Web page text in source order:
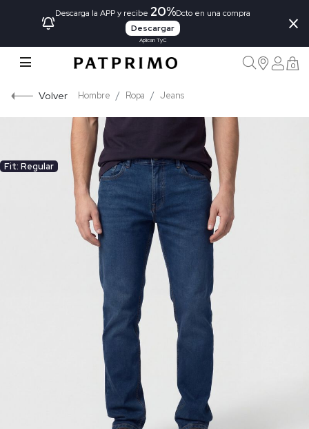
Descarga la APP y recibe 20%Dcto en una compra
Descargar
Aplican TyC
×
0
Volver Hombre Ropa Jeans
Fit: Regular